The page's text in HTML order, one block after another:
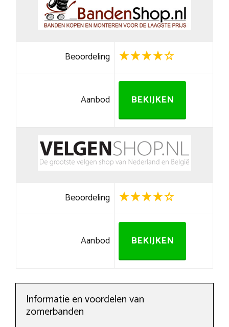
Beoordeling
Aanbod BEKIJKEN
Beoordeling
Aanbod BEKIJKEN
Informatie en voordelen van
zomerbanden